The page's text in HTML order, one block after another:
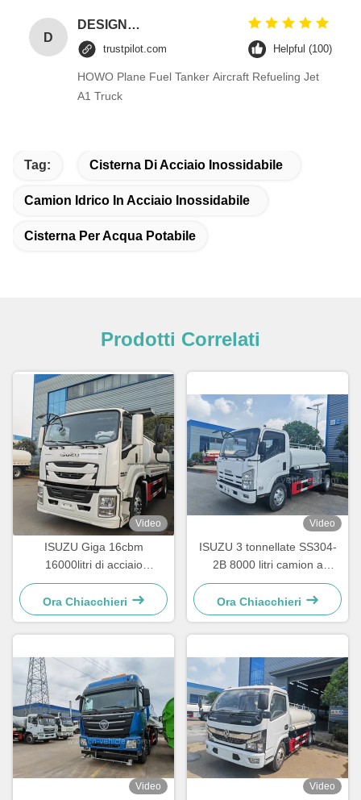
D
DESIGNER CODE
trustpilot.com Helpful (100)
HOWO Plane Fuel Tanker Aircraft Refueling Jet
A1 Truck
Tag: Cisterna Di Acciaio Inossidabile
Camion Idrico In Acciaio Inossidabile
Cisterna Per Acqua Potabile
Prodotti Correlati
Video
ISUZU Giga 16cbm
16000litri di acciaio
inossidabile
Ora Chiacchieri
Video
ISUZU 3 tonnellate SS304-
2B 8000 litri camion a
spruzzo d'acqua camion
cisterna in acciaio
inossidabile
Ora Chiacchieri
Video Video